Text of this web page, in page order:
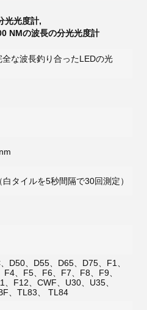
光光度計,
NMの波長の分光光度計
全な波長釣り合ったLEDの光
タイルを5秒間隔で30回測定）
D50、D55、D65、D75、F1、
F4、F5、F6、F7、F8、F9、
、F12、CWF、U30、U35、
、TL83、 TL84